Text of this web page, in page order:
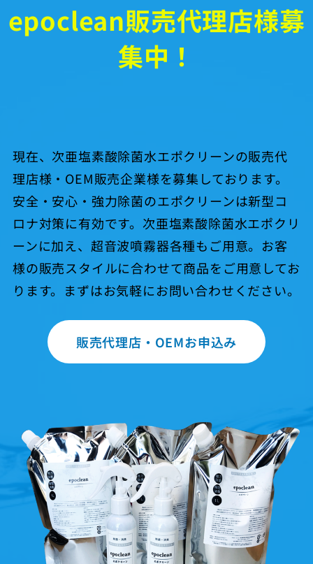
epoclean販売代理店様募
集中！
現在、次亜塩素酸除菌水エポクリーンの販売代
理店様・OEM販売企業様を募集しております。
安全・安心・強力除菌のエポクリーンは新型コ
ロナ対策に有効です。次亜塩素酸除菌水エポクリ
ーンに加え、超音波噴霧器各種もご用意。お客
様の販売スタイルに合わせて商品をご用意してお
ります。まずはお気軽にお問い合わせください。
販売代理店・OEMお申込み